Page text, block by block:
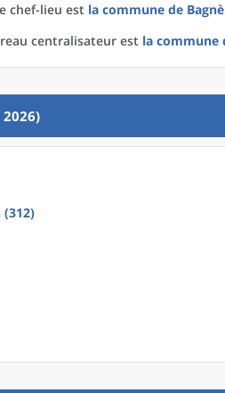
chef-lieu est la commune de
centralisateur est la commune
(312)